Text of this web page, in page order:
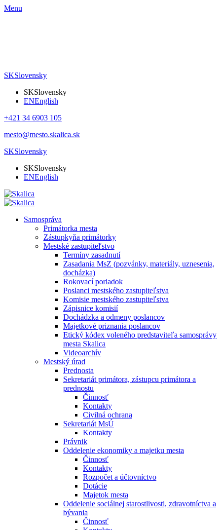
Menu
SKSlovensky
SKSlovensky
ENEnglish
+421 34 6903 105
mesto@mesto.skalica.sk
SKSlovensky
SKSlovensky
ENEnglish
Samospráva
Primátorka mesta
Zástupkyňa primátorky
Mestské zastupiteľstvo
Termíny zasadnutí
Zasadania MsZ (pozvánky, materiály, uznesenia,
docházka)
Rokovací poriadok
Poslanci mestského zastupiteľstva
Komisie mestského zastupiteľstva
Zápisnice komisií
Dochádzka a odmeny poslancov
Majetkové priznania poslancov
Etický kódex voleného predstaviteľa samosprávy
mesta Skalica
Videoarchív
Mestský úrad
Prednosta
Sekretariát primátora, zástupcu primátora a
prednostu
Činnosť
Kontakty
Civilná ochrana
Sekretariát MsÚ
Kontakty
Právnik
Oddelenie ekonomiky a majetku mesta
Činnosť
Kontakty
Rozpočet a účtovníctvo
Dotácie
Majetok mesta
Oddelenie sociálnej starostlivosti, zdravotníctva a
bývania
Činnosť